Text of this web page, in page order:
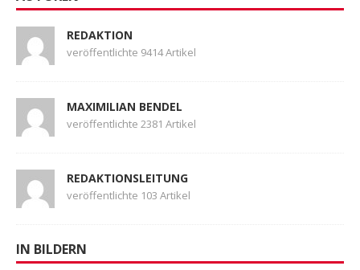
REDAKTION
veröffentlichte 9414 Artikel
MAXIMILIAN BENDEL
veröffentlichte 2381 Artikel
REDAKTIONSLEITUNG
veröffentlichte 103 Artikel
IN BILDERN